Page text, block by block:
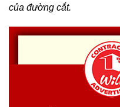
của đường cắt.